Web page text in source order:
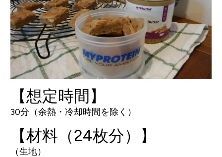
【想定時間】
30分（余熱・冷却時間を除く）
【材料（24枚分）】
（生地）